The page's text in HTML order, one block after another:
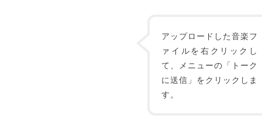
アップロードした音楽フ
ァイルを右クリックし
て、メニューの「トーク
に送信」をクリックしま
す。